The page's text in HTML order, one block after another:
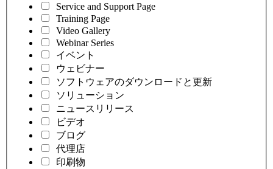
Service and Support Page
Training Page
Video Gallery
Webinar Series
イベント
ウェビナー
ソフトウェアのダウンロードと更新
ソリューション
ニュースリリース
ビデオ
ブログ
代理店
印刷物